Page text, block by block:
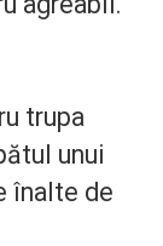
trupa
unui
înalte de